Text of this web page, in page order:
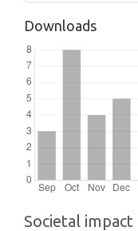
Downloads
Societal impact